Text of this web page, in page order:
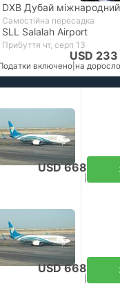
Самостійна пересадка
SLL Salalah Airport
Прибуття чт, серп 13
USD 233
включено на
USD 668
на
USD 668
на